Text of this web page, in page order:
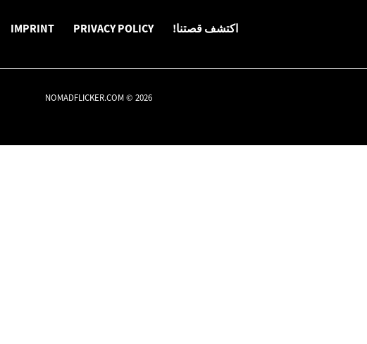
اكتشف قصتنا! PRIVACY POLICY
IMPRINT
NOMADFLICKER.COM © 2026